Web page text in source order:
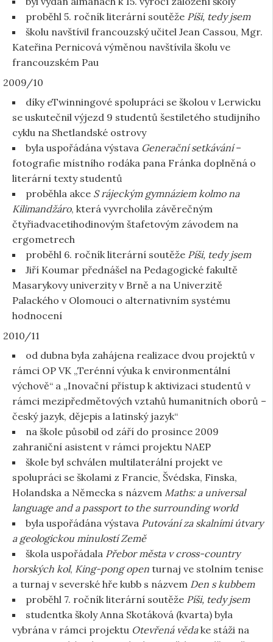
proběhl 5. ročník literární soutěže Píši, tedy jsem
školu navštívil francouzský učitel Jean Cassou, Mgr.
Kateřina Pernicová výměnou navštívila školu ve
francouzském Pau
2009/10
díky eTwinningové spolupráci se školou v Lerwicku
se uskutečnil výjezd 9 studentů šestiletého studijního
cyklu na Shetlandské ostrovy
byla uspořádána výstava Generační setkávání–
fotografie místního rodáka pana Fránka doplněná o
literární texty studentů
proběhla akce S rájeckým gymnáziem kolmo na
Kilimandžáro, která vyvrcholila závěrečným
čtyřiadvacetihodinovým štafetovým závodem na
ergometrech
proběhl 6. ročník literární soutěže Píši, tedy jsem
Jiří Koumar přednášel na Pedagogické fakultě
Masarykovy univerzity v Brně a na Univerzitě
Palackého v Olomouci o alternativním systému
hodnocení
2010/11
od dubna byla zahájena realizace dvou projektů v
rámci OP VK „Terénní výuka k environmentální
výchově“ a „Inovační přístup k aktivizaci studentů v
rámci mezipředmětových vztahů humanitních oborů –
český jazyk, dějepis a latinský jazyk“
na škole působil od září do prosince 2009
zahraniční asistent v rámci projektu NAEP
škole byl schválen multilaterální projekt ve
spolupráci se školami z Francie, Švédska, Finska,
Holandska a Německa s názvem Maths: a universal
language and a passport to the surrounding world
byla uspořádána výstava Putování za skalními útvary
a geologickou minulostí Země
škola uspořádala Přebor města v cross-country
horských kol, King-pong open turnaj ve stolním tenise
a turnaj v severské hře kubb s názvem Den s kubbem
proběhl 7. ročník literární soutěže Píši, tedy jsem
studentka školy Anna Skotáková (kvarta) byla
vybrána v rámci projektu Otevřená vědake stáži na